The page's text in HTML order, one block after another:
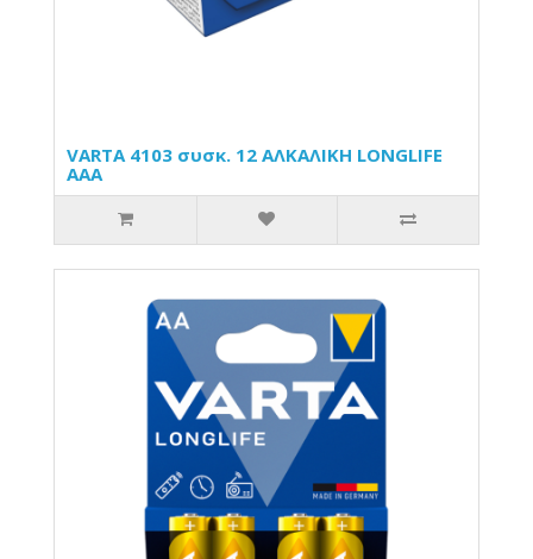
VARTA 4103 συσκ. 12 ΑΛΚΑΛΙΚΗ LONGLIFE
AAA